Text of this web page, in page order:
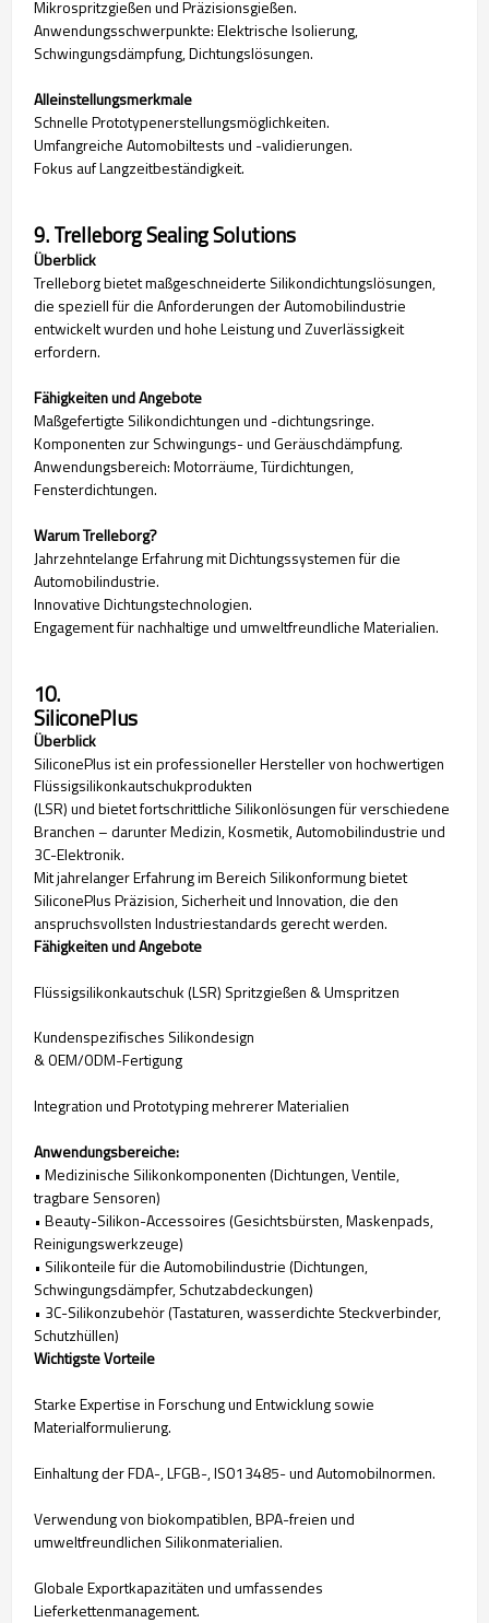
Mikrospritzgießen und Präzisionsgießen.
Anwendungsschwerpunkte: Elektrische Isolierung,
Schwingungsdämpfung, Dichtungslösungen.
Alleinstellungsmerkmale
Schnelle Prototypenerstellungsmöglichkeiten.
Umfangreiche Automobiltests und -validierungen.
Fokus auf Langzeitbeständigkeit.
9. Trelleborg Sealing Solutions
Überblick
Trelleborg bietet maßgeschneiderte Silikondichtungslösungen,
die speziell für die Anforderungen der Automobilindustrie
entwickelt wurden und hohe Leistung und Zuverlässigkeit
erfordern.
Fähigkeiten und Angebote
Maßgefertigte Silikondichtungen und -dichtungsringe.
Komponenten zur Schwingungs- und Geräuschdämpfung.
Anwendungsbereich: Motorräume, Türdichtungen,
Fensterdichtungen.
Warum Trelleborg?
Jahrzehntelange Erfahrung mit Dichtungssystemen für die
Automobilindustrie.
Innovative Dichtungstechnologien.
Engagement für nachhaltige und umweltfreundliche Materialien.
10.
SiliconePlus
Überblick
SiliconePlus ist ein professioneller Hersteller von hochwertigen
Flüssigsilikonkautschukprodukten
(LSR) und bietet fortschrittliche Silikonlösungen für verschiedene
Branchen – darunter Medizin, Kosmetik, Automobilindustrie und
3C-Elektronik.
Mit jahrelanger Erfahrung im Bereich Silikonformung bietet
SiliconePlus Präzision, Sicherheit und Innovation, die den
anspruchsvollsten Industriestandards gerecht werden.
Fähigkeiten und Angebote
Flüssigsilikonkautschuk (LSR) Spritzgießen & Umspritzen
Kundenspezifisches Silikondesign
& OEM/ODM-Fertigung
Integration und Prototyping mehrerer Materialien
Anwendungsbereiche:
• Medizinische Silikonkomponenten (Dichtungen, Ventile,
tragbare Sensoren)
• Beauty-Silikon-Accessoires (Gesichtsbürsten, Maskenpads,
Reinigungswerkzeuge)
• Silikonteile für die Automobilindustrie (Dichtungen,
Schwingungsdämpfer, Schutzabdeckungen)
• 3C-Silikonzubehör (Tastaturen, wasserdichte Steckverbinder,
Schutzhüllen)
Wichtigste Vorteile
Starke Expertise in Forschung und Entwicklung sowie
Materialformulierung.
Einhaltung der FDA-, LFGB-, ISO13485- und Automobilnormen.
Verwendung von biokompatiblen, BPA-freien und
umweltfreundlichen Silikonmaterialien.
Globale Exportkapazitäten und umfassendes
Lieferkettenmanagement.